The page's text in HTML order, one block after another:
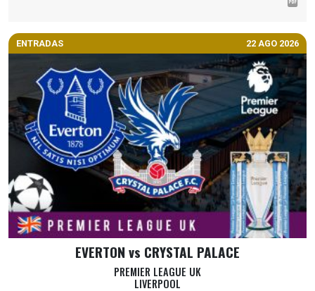
ENTRADAS 22 AGO 2026
EVERTON vs CRYSTAL PALACE
PREMIER LEAGUE UK
LIVERPOOL